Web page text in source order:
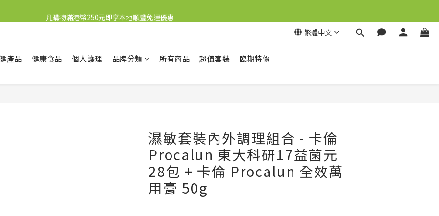
凡購物滿港幣250元即享本地順豐免運優惠
繁體中文
產品 健康食品 個人護理 品牌分類 所有商品 超值套裝 臨期特價
濕敏套裝內外調理組合 - 卡倫
Procalun 東大科研17益菌元
28包 + 卡倫 Procalun 全效萬
用膏 50g